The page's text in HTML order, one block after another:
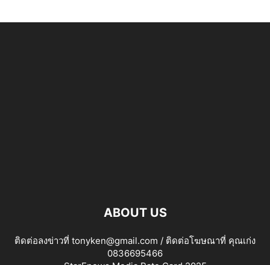
ABOUT US
ติดต่อลงข่าวที่ tonyken@gmail.com / ติดต่อโฆษณาที่ คุณเก่ง
0836695466